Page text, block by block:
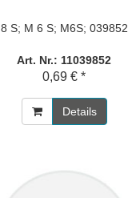
8 S; M 6 S; M6S; 039852
Art. Nr.: 11039852
0,69 € *
Details